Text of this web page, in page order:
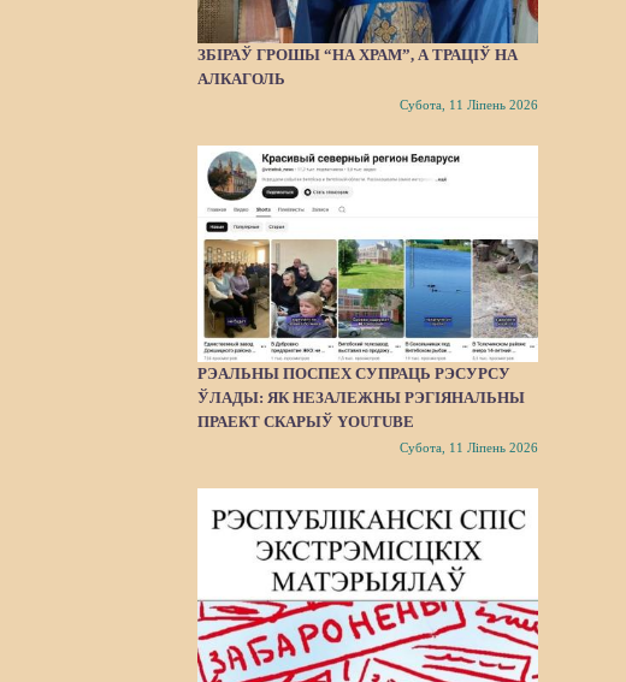
ЗБІРАЎ ГРОШЫ “НА ХРАМ”, А ТРАЦІЎ НА
АЛКАГОЛЬ
Субота, 11 Ліпень 2026
РЭАЛЬНЫ ПОСПЕХ СУПРАЦЬ РЭСУРСУ
ЎЛАДЫ: ЯК НЕЗАЛЕЖНЫ РЭГІЯНАЛЬНЫ
ПРАЕКТ СКАРЫЎ YOUTUBE
Субота, 11 Ліпень 2026